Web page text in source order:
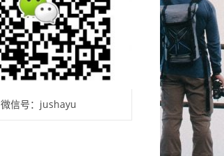
微信号：jushayu